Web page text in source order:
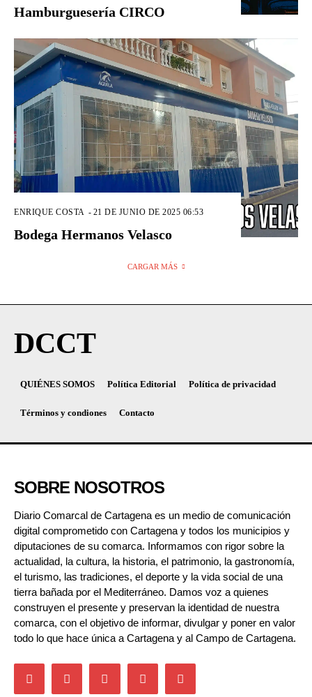
Hamburguesería CIRCO
ENRIQUE COSTA - 21 DE JUNIO DE 2025 06:53
Bodega Hermanos Velasco
CARGAR MÁS
DCCT
QUIÉNES SOMOS Política Editorial Política de privacidad
Términos y condiones Contacto
SOBRE NOSOTROS
Diario Comarcal de Cartagena es un medio de comunicación
digital comprometido con Cartagena y todos los municipios y
diputaciones de su comarca. Informamos con rigor sobre la
actualidad, la cultura, la historia, el patrimonio, la gastronomía,
el turismo, las tradiciones, el deporte y la vida social de una
tierra bañada por el Mediterráneo. Damos voz a quienes
construyen el presente y preservan la identidad de nuestra
comarca, con el objetivo de informar, divulgar y poner en valor
todo lo que hace única a Cartagena y al Campo de Cartagena.